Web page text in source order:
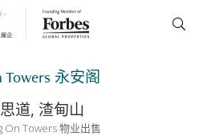
Towers 永安阁
道, 渣甸山
On Towers 物业出售